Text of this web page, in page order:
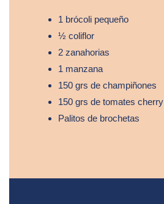
1 brócoli pequeño
½ coliflor
2 zanahorias
1 manzana
150 grs de champiñones
150 grs de tomates cherry
Palitos de brochetas